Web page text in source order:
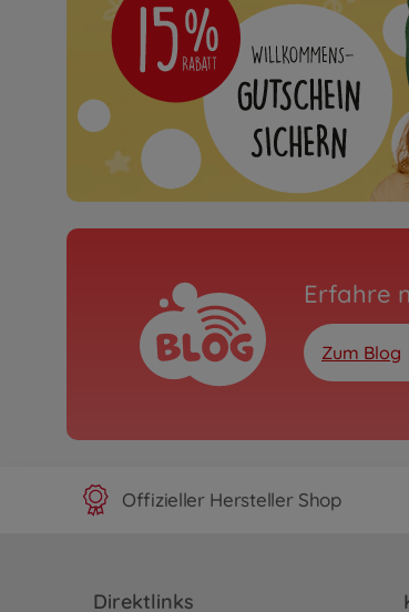
Erfahre
Zum Blog
Offizieller Hersteller Shop
Direktlinks